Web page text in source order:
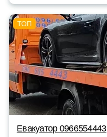
Евакуатор 0966554443